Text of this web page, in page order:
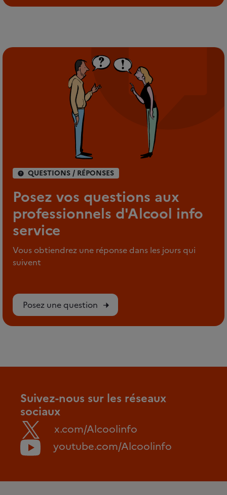
QUESTIONS / RÉPONSES
Posez vos questions aux
professionnels d'Alcool info
service
Vous obtiendrez une réponse dans les jours qui
suivent
Posez une question
Suivez-nous sur les réseaux
sociaux
x.com/Alcoolinfo
youtube.com/Alcoolinfo